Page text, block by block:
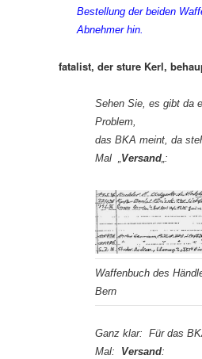
Bestellung der beiden
Abnehmer hin.
fatalist, der sture Kerl,
Sehen Sie, es gibt da
Problem,
das BKA meint, da
Mal „Versand„:
Waffenbuch des
Bern
Ganz klar: Für das
Mal: Versand: